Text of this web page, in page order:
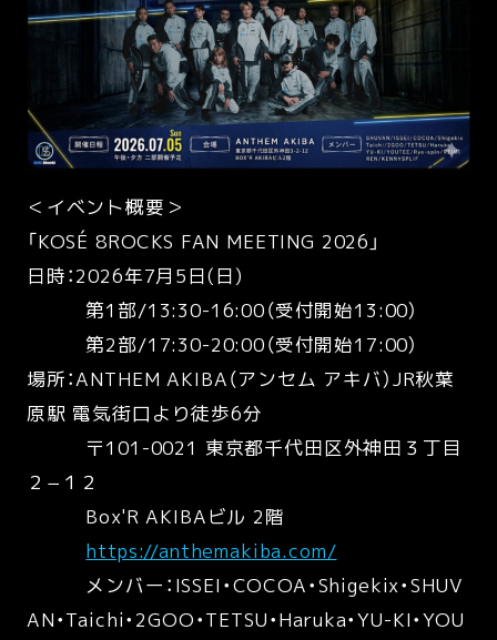
＜イベント概要＞
「KOSÉ 8ROCKS FAN MEETING 2026」
日時：2026年7月5日(日)
第1部/13:30-16:00（受付開始13:00）
第2部/17:30-20:00（受付開始17:00）
場所：ANTHEM AKIBA（アンセム アキバ）JR秋葉
原駅 電気街口より徒歩6分
〒101-0021 東京都千代田区外神田３丁目
２−１２
Box'R AKIBAビル 2階
https://anthemakiba.com/
メンバー：ISSEI・COCOA・Shigekix・SHUV
AN・Taichi・2GOO・TETSU・Haruka・YU-KI・YOU